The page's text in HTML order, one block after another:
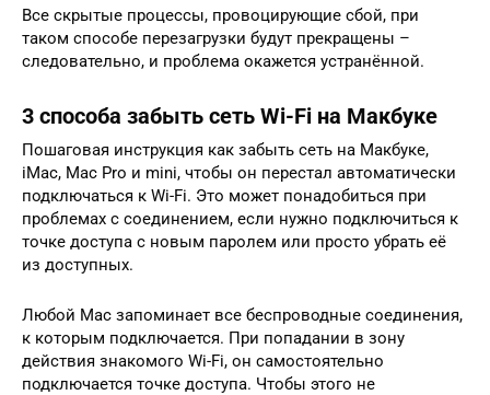
Все скрытые процессы, провоцирующие сбой, при
таком способе перезагрузки будут прекращены –
следовательно, и проблема окажется устранённой.
3 способа забыть сеть Wi-Fi на Макбуке
Пошаговая инструкция как забыть сеть на Макбуке,
iMac, Mac Pro и mini, чтобы он перестал автоматически
подключаться к Wi-Fi. Это может понадобиться при
проблемах с соединением, если нужно подключиться к
точке доступа с новым паролем или просто убрать её
из доступных.
Любой Mac запоминает все беспроводные соединения,
к которым подключается. При попадании в зону
действия знакомого Wi-Fi, он самостоятельно
подключается точке доступа. Чтобы этого не